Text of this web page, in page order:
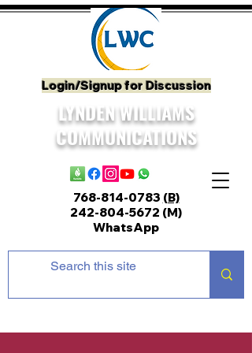
Login/Signup for Discussion
LYNDEN WILLIAMS
COMMUNICATIONS
768-814-0783 (B)
242-804-5672 (M)
WhatsApp